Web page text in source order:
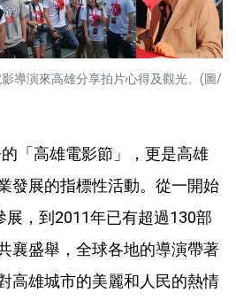
影導演來高雄分享拍片心得及觀光。(圖/
「高雄電影節」，更是高雄
發展的指標性活動。從一開始
展，到2011年已有超過130部
襄盛舉，全球各地的導演帶著
高雄城市的美麗和人民的熱情